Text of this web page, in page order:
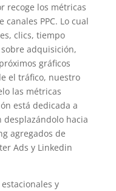
recoge los métricas
PPC. Lo cual
clics, tiempo
adquisición,
gráficos
el tráfico, nuestro
las métricas
está dedicada a
desplazándolo hacia
agregados de
Ads y Linkedin
y